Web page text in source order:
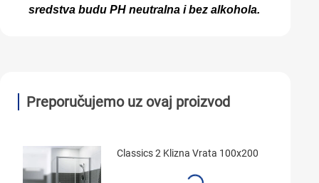
sredstva budu PH neutralna i bez alkohola.
Preporučujemo uz ovaj proizvod
Classics 2 Klizna Vrata 100x200